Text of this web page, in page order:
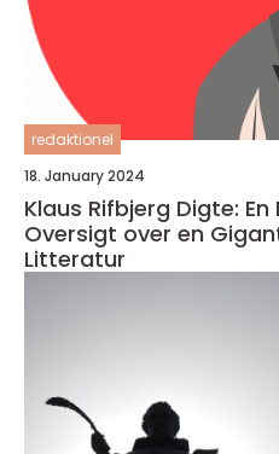
redaktionel
18. January 2024
Klaus Rifbjerg Digte:
Oversigt over en
Litteratur